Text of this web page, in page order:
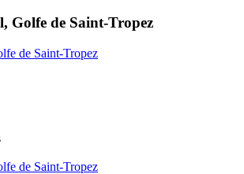
Golfe de Saint-Tropez
de Saint-Tropez
de Saint-Tropez